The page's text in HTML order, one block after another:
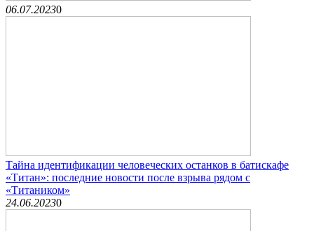
06.07.20230
Тайна идентификации человеческих останков в батискафе
«Титан»: последние новости после взрыва рядом с
«Титаником»
24.06.20230